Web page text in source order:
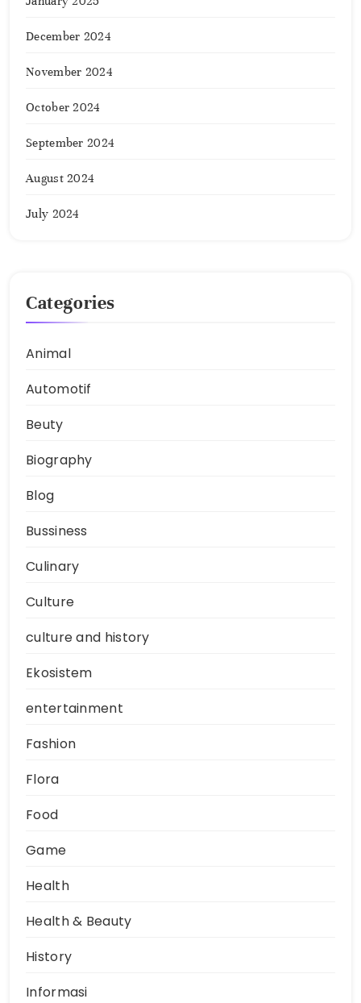
December 2024
November 2024
October 2024
September 2024
August 2024
July 2024
Categories
Animal
Automotif
Beuty
Biography
Blog
Bussiness
Culinary
Culture
culture and history
Ekosistem
entertainment
Fashion
Flora
Food
Game
Health
Health & Beauty
History
Informasi